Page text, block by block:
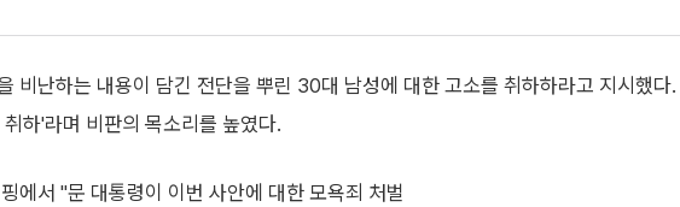
비난하는 내용이 담긴 전단을 뿌린 30대 남성에 대한 고소를 취하하라고 지시했다.
하'라며 비판의 목소리를 높였다.
에서 "문 대통령이 이번 사안에 대한 모욕죄 처벌